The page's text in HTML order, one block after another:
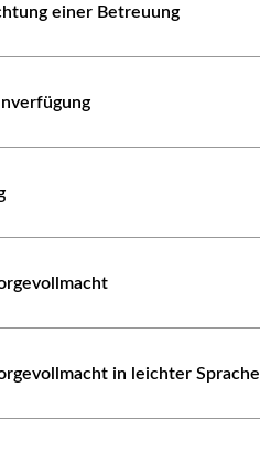
einer Betreuung
in leichter Sprache